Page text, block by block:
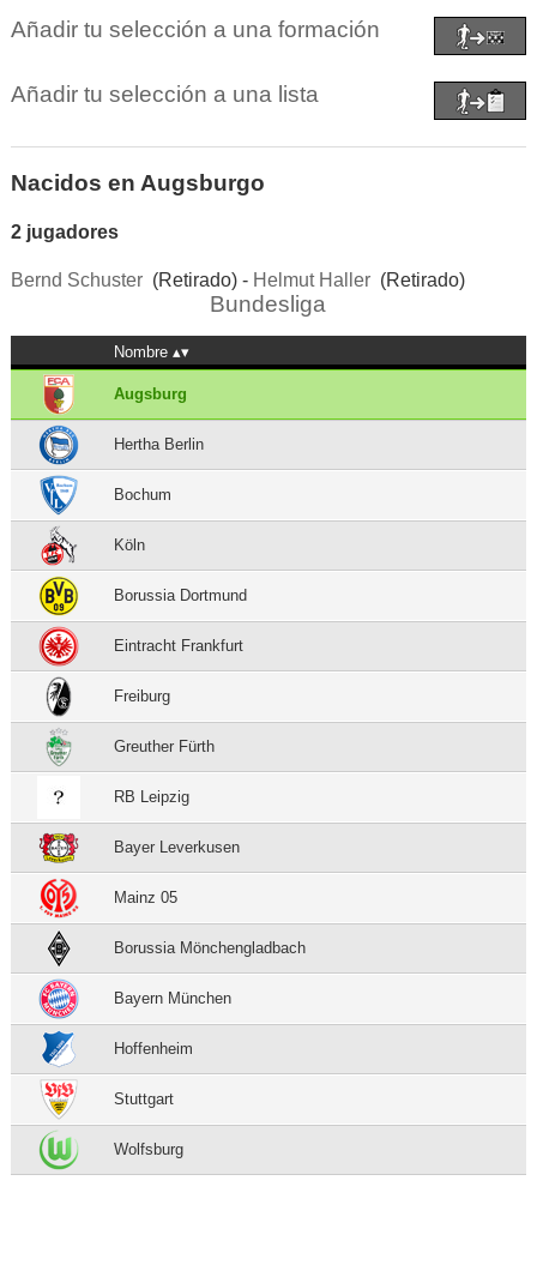
Añadir tu selección a una formación
Añadir tu selección a una lista
Nacidos en Augsburgo
2 jugadores
Bernd Schuster(Retirado) - Helmut Haller(Retirado)
Bundesliga
Nombre
Augsburg
Hertha Berlin
Bochum
Köln
Borussia Dortmund
Eintracht Frankfurt
Freiburg
Greuther Fürth
RB Leipzig
Bayer Leverkusen
Mainz 05
Borussia Mönchengladbach
Bayern München
Hoffenheim
Stuttgart
Wolfsburg